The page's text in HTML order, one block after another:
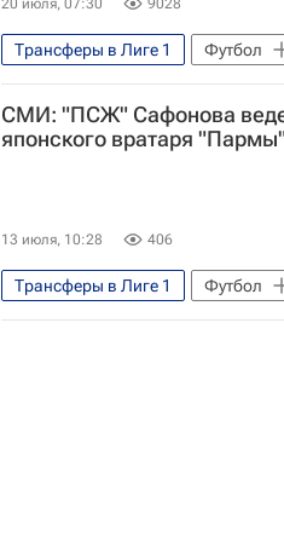
20 июля, 07:30 9028
Трансферы в Лиге 1 Футбол
Спорт — видео
Авторы
Испания
Аргентина
СМИ: "ПСЖ" Сафонова
японского вратаря
13 июля, 10:28 406
Трансферы в Лиге 1 Футбол
Матвей Сафонов
Дзион